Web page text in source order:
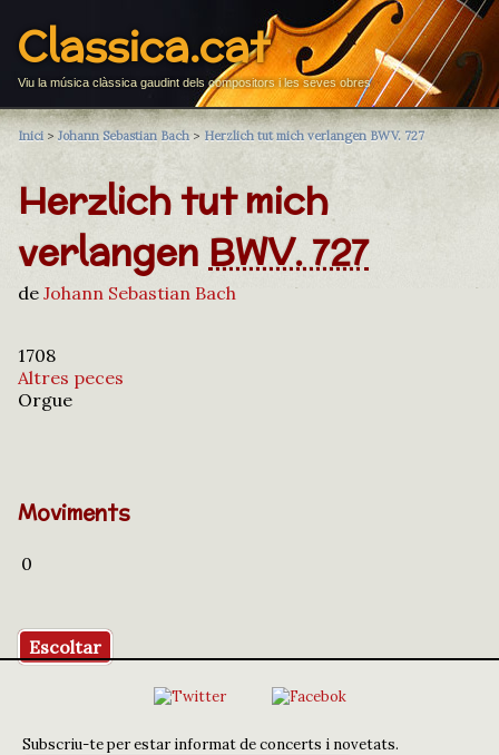
Classica.cat
Viu la música clàssica gaudint dels compositors i les seves obres
Inici > Johann Sebastian Bach > Herzlich tut mich verlangen BWV. 727
Herzlich tut mich
verlangen BWV. 727
de Johann Sebastian Bach
1708
Altres peces
Orgue
Moviments
0
Escoltar
Subscriu-te per estar informat de concerts i novetats.